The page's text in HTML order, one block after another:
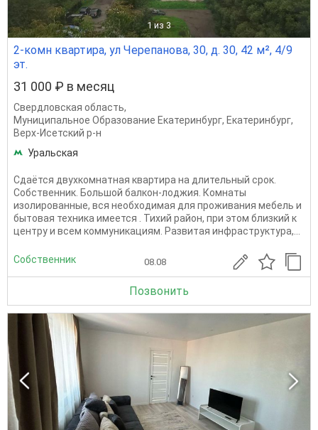
1 из 3
2-комн квартира, ул Черепанова, 30, д. 30, 42 м², 4/9
эт.
31 000 ₽ в месяц
Свердловская область,
Муниципальное Образование Екатеринбург, Екатеринбург,
Верх-Исетский р-н
Уральская
Сдаётся двухкомнатная квартира на длительный срок.
Собственник. Большой балкон-лоджия. Комнаты
изолированные, вся необходимая для проживания мебель и
бытовая техника имеется . Тихий район, при этом близкий к
центру и всем коммуникациям. Развитая инфраструктура,...
Собственник 08.08
Позвонить